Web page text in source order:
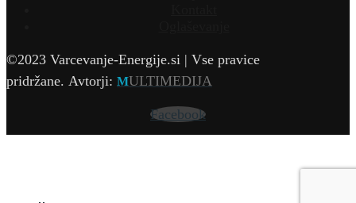
©2023 Varcevanje-Energije.si | Vse pravice
pridržane. Avtorji: MULTIMEDIJA
Facebook